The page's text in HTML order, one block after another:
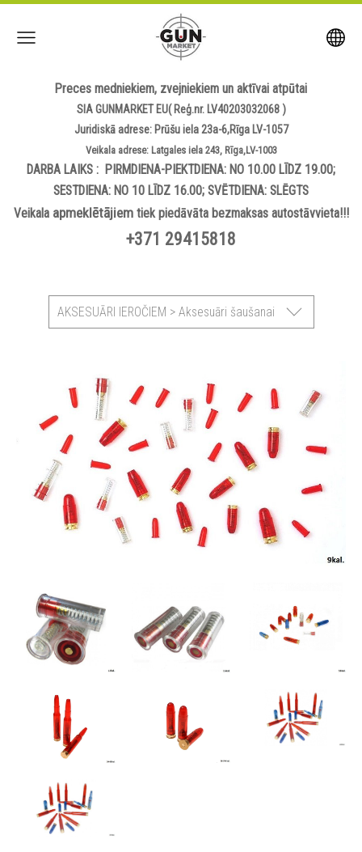
Preces medniekiem, zvejniekiem un aktīvai atpūtai
SIA GUNMARKET EU( Reģ.nr. LV40203032068 )
Juridiskā adrese: Prūšu iela 23a-6,Rīga LV-1057
Veikala adrese: Latgales iela 243, Rīga,LV-1003
DARBA LAIKS : PIRMDIENA-PIEKTDIENA: NO 10.00 LĪDZ 19.00;
SESTDIENA: NO 10 LĪDZ 16.00; SVĒTDIENA: SLĒGTS
Veikala apmeklētājiemtiek piedāvāta bezmaksas autostāvvieta!!!
+371 29415818
AKSESUĀRI IEROČIEM > Aksesuāri šaušanai